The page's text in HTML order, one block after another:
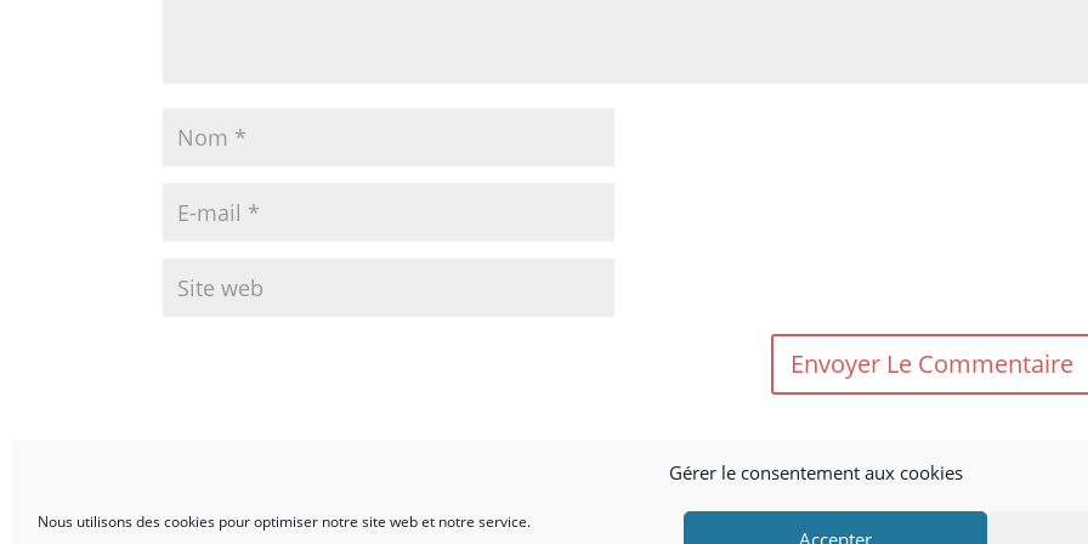
Gérer le consentement aux cookies
Nous utilisons des cookies pour optimiser notre site web et notre service.
Accepter
En savoir plus sur la façon dont les données de vos
commentaires sont traitées .